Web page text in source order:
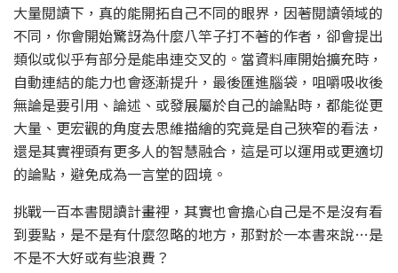
大量閱讀下，真的能開拓自己不同的眼界，因著閱讀領域的
不同，你會開始驚訝為什麼八竿子打不著的作者，卻會提出
類似或似乎有部分是能串連交叉的。當資料庫開始擴充時，
自動連結的能力也會逐漸提升，最後匯進腦袋，咀嚼吸收後
無論是要引用、論述、或發展屬於自己的論點時，都能從更
大量、更宏觀的角度去思維描繪的究竟是自己狹窄的看法，
還是其實裡頭有更多人的智慧融合，這是可以運用或更適切
的論點，避免成為一言堂的囧境。
挑戰一百本書閱讀計畫裡，其實也會擔心自己是不是沒有看
到要點，是不是有什麼忽略的地方，那對於一本書來說…是
不是不大好或有些浪費？